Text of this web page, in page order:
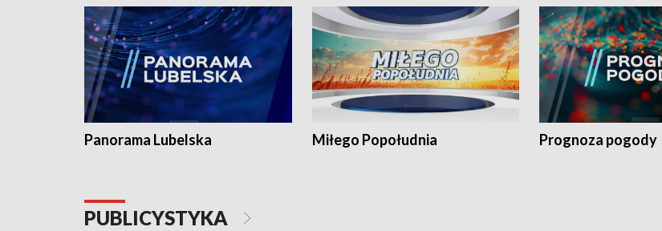
Panorama Lubelska Miłego Popołudnia Prognoza pogody
PUBLICYSTYKA